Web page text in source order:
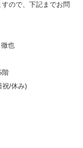
ので、下記までお問
也
階
祝/休み)